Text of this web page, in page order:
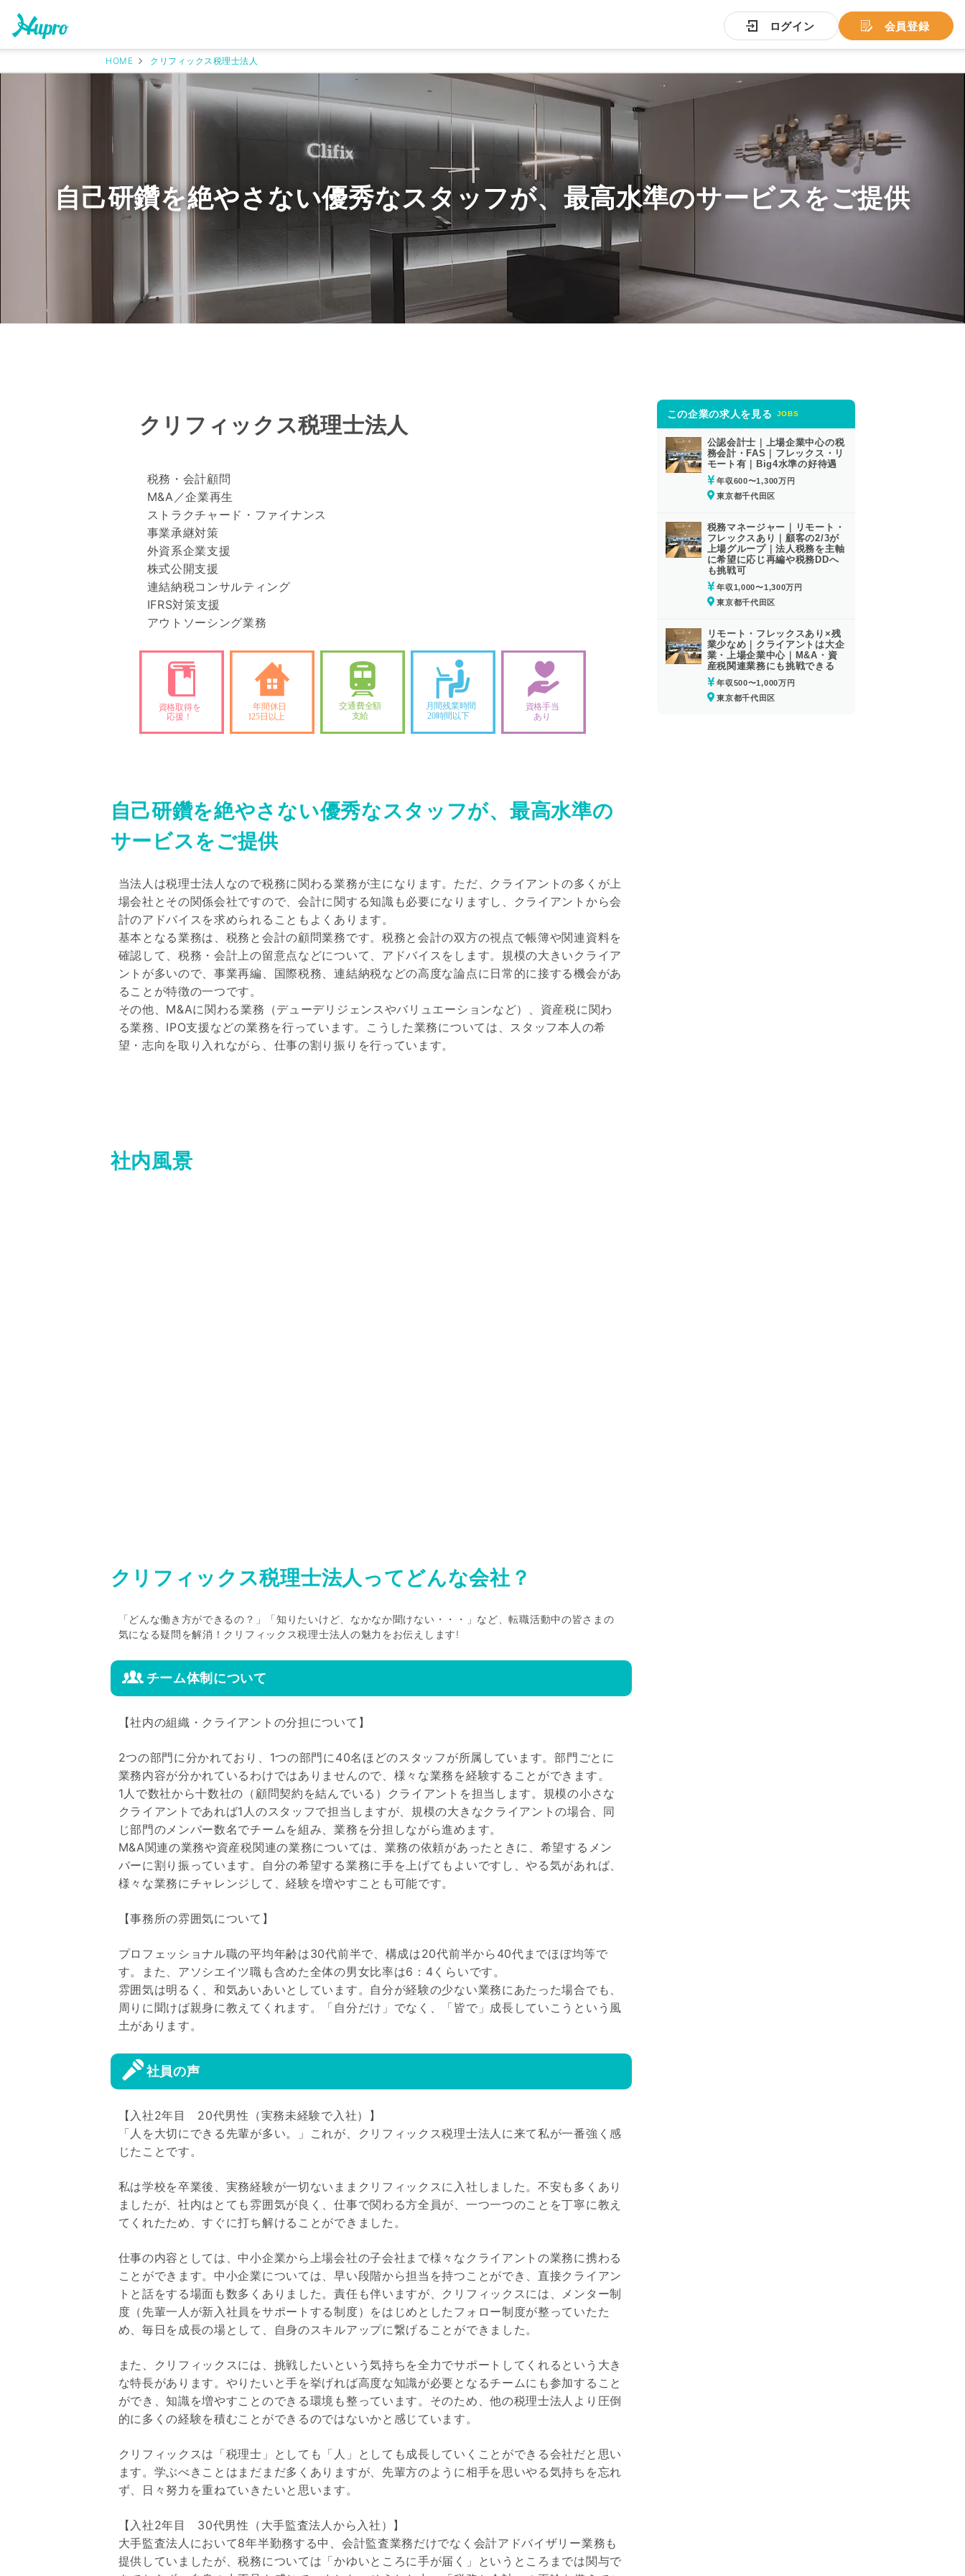
ログイン 会員登録
HOME クリフィックス税理士法人
自己研鑽を絶やさない優秀なスタッフが、最高水準のサービスをご提供
クリフィックス税理士法人
税務・会計顧問
M&A／企業再生
ストラクチャード・ファイナンス
事業承継対策
外資系企業支援
株式公開支援
連結納税コンサルティング
IFRS対策支援
アウトソーシング業務
自己研鑽を絶やさない優秀なスタッフが、最高水準の
サービスをご提供
当法人は税理士法人なので税務に関わる業務が主になります。ただ、クライアントの多くが上
場会社とその関係会社ですので、会計に関する知識も必要になりますし、クライアントから会
計のアドバイスを求められることもよくあります。
基本となる業務は、税務と会計の顧問業務です。税務と会計の双方の視点で帳簿や関連資料を
確認して、税務・会計上の留意点などについて、アドバイスをします。規模の大きいクライア
ントが多いので、事業再編、国際税務、連結納税などの高度な論点に日常的に接する機会があ
ることが特徴の一つです。
その他、M&Aに関わる業務（デューデリジェンスやバリュエーションなど）、資産税に関わ
る業務、IPO支援などの業務を行っています。こうした業務については、スタッフ本人の希
望・志向を取り入れながら、仕事の割り振りを行っています。
社内風景
クリフィックス税理士法人ってどんな会社？
「どんな働き方ができるの？」「知りたいけど、なかなか聞けない・・・」など、転職活動中の皆さまの
気になる疑問を解消！クリフィックス税理士法人の魅力をお伝えします!
チーム体制について
【社内の組織・クライアントの分担について】
2つの部門に分かれており、1つの部門に40名ほどのスタッフが所属しています。部門ごとに
業務内容が分かれているわけではありませんので、様々な業務を経験することができます。
1人で数社から十数社の（顧問契約を結んでいる）クライアントを担当します。規模の小さな
クライアントであれば1人のスタッフで担当しますが、規模の大きなクライアントの場合、同
じ部門のメンバー数名でチームを組み、業務を分担しながら進めます。
M&A関連の業務や資産税関連の業務については、業務の依頼があったときに、希望するメン
バーに割り振っています。自分の希望する業務に手を上げてもよいですし、やる気があれば、
様々な業務にチャレンジして、経験を増やすことも可能です。
【事務所の雰囲気について】
プロフェッショナル職の平均年齢は30代前半で、構成は20代前半から40代までほぼ均等で
す。また、アソシエイツ職も含めた全体の男女比率は6：4くらいです。
雰囲気は明るく、和気あいあいとしています。自分が経験の少ない業務にあたった場合でも、
周りに聞けば親身に教えてくれます。「自分だけ」でなく、「皆で」成長していこうという風
土があります。
社員の声
【入社2年目 20代男性（実務未経験で入社）】
「人を大切にできる先輩が多い。」これが、クリフィックス税理士法人に来て私が一番強く感
じたことです。
私は学校を卒業後、実務経験が一切ないままクリフィックスに入社しました。不安も多くあり
ましたが、社内はとても雰囲気が良く、仕事で関わる方全員が、一つ一つのことを丁寧に教え
てくれたため、すぐに打ち解けることができました。
仕事の内容としては、中小企業から上場会社の子会社まで様々なクライアントの業務に携わる
ことができます。中小企業については、早い段階から担当を持つことができ、直接クライアン
トと話をする場面も数多くありました。責任も伴いますが、クリフィックスには、メンター制
度（先輩一人が新入社員をサポートする制度）をはじめとしたフォロー制度が整っていたた
め、毎日を成長の場として、自身のスキルアップに繋げることができました。
また、クリフィックスには、挑戦したいという気持ちを全力でサポートしてくれるという大き
な特長があります。やりたいと手を挙げれば高度な知識が必要となるチームにも参加すること
ができ、知識を増やすことのできる環境も整っています。そのため、他の税理士法人より圧倒
的に多くの経験を積むことができるのではないかと感じています。
クリフィックスは「税理士」としても「人」としても成長していくことができる会社だと思い
ます。学ぶべきことはまだまだ多くありますが、先輩方のように相手を思いやる気持ちを忘れ
ず、日々努力を重ねていきたいと思います。
【入社2年目 30代男性（大手監査法人から入社）】
大手監査法人において8年半勤務する中、会計監査業務だけでなく会計アドバイザリー業務も
提供していましたが、税務については「かゆいところに手が届く」というところまでは関与で
この企業の求人を見る JOBS
公認会計士｜上場企業中心の税
務会計・FAS｜フレックス・リ
モート有｜Big4水準の好待遇
年収600〜1,300万円
東京都千代田区
税務マネージャー｜リモート・
フレックスあり｜顧客の2/3が
上場グループ｜法人税務を主軸
に希望に応じ再編や税務DDへ
も挑戦可
年収1,000〜1,300万円
東京都千代田区
リモート・フレックスあり×残
業少なめ｜クライアントは大企
業・上場企業中心｜M&A・資
産税関連業務にも挑戦できる
年収500〜1,000万円
東京都千代田区